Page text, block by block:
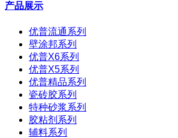
产品展示
优普流通系列
壁涂邦系列
优普X6系列
优普X5系列
优普精品系列
瓷砖胶系列
特种砂浆系列
胶粘剂系列
辅料系列